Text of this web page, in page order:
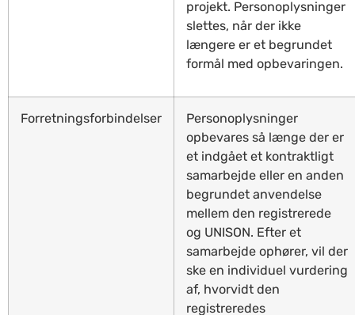
projekt. Personoplysninger
slettes, når der ikke
længere er et begrundet
formål med opbevaringen.
Forretningsforbindelser
Personoplysninger
opbevares så længe der er
et indgået et kontraktligt
samarbejde eller en anden
begrundet anvendelse
mellem den registrerede
og UNISON. Efter et
samarbejde ophører, vil der
ske en individuel vurdering
af, hvorvidt den
registreredes